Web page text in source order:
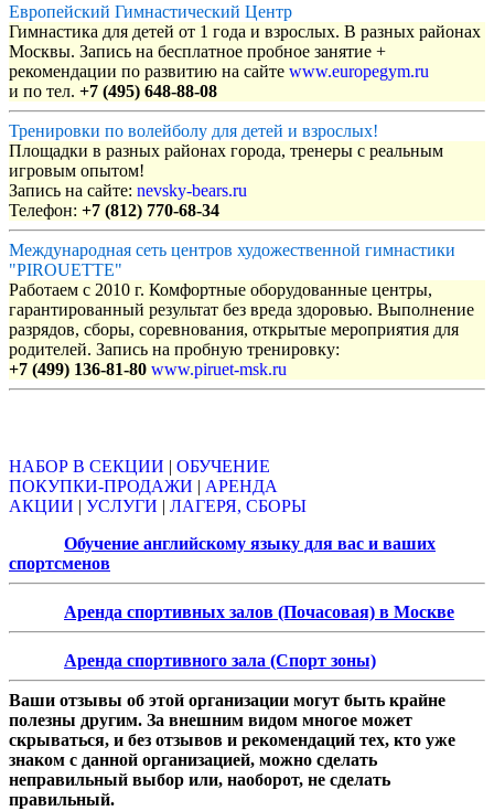
Европейский Гимнастический Центр
Гимнастика для детей от 1 года и взрослых. В разных районах
Москвы. Запись на бесплатное пробное занятие +
рекомендации по развитию на сайте www.europegym.ru
и по тел. +7 (495) 648-88-08
Тренировки по волейболу для детей и взрослых!
Площадки в разных районах города, тренеры с реальным
игровым опытом!
Запись на сайте: nevsky-bears.ru
Телефон: +7 (812) 770-68-34
Международная сеть центров художественной гимнастики
"PIROUETTE"
Работаем с 2010 г. Комфортные оборудованные центры,
гарантированный результат без вреда здоровью. Выполнение
разрядов, сборы, соревнования, открытые мероприятия для
родителей. Запись на пробную тренировку:
+7 (499) 136-81-80 www.piruet-msk.ru
НАБОР В СЕКЦИИ | ОБУЧЕНИЕ
ПОКУПКИ-ПРОДАЖИ | АРЕНДА
АКЦИИ | УСЛУГИ | ЛАГЕРЯ, СБОРЫ
Обучение английскому языку для вас и ваших
спортсменов
Аренда спортивных залов (Почасовая) в Москве
Аренда спортивного зала (Спорт зоны)
Ваши отзывы об этой организации могут быть крайне
полезны другим. За внешним видом многое может
скрываться, и без отзывов и рекомендаций тех, кто уже
знаком с данной организацией, можно сделать
неправильный выбор или, наоборот, не сделать
правильный.